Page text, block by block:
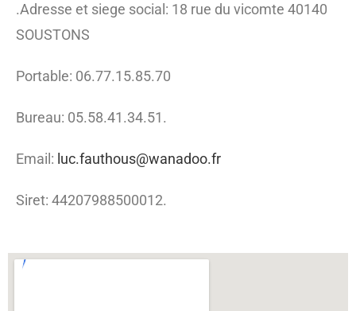
.Adresse et siege social: 18 rue du vicomte 40140
SOUSTONS
Portable: 06.77.15.85.70
Bureau: 05.58.41.34.51.
Email: luc.fauthous@wanadoo.fr
Siret: 44207988500012.